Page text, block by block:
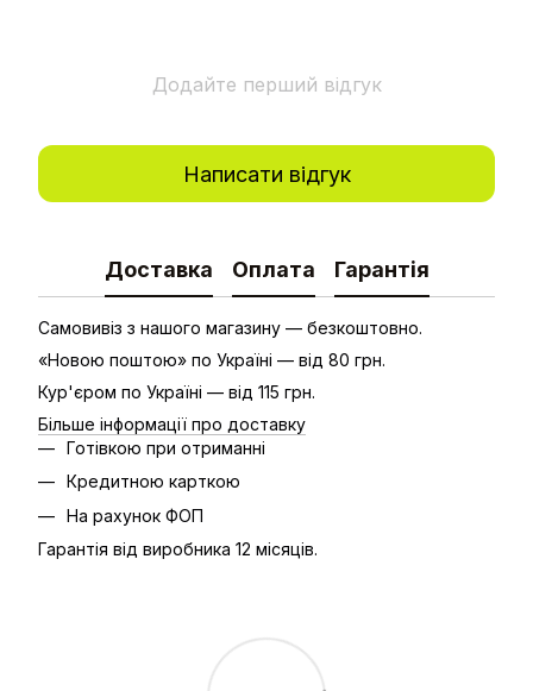
Додайте перший відгук
Написати відгук
Доставка Оплата Гарантія
Самовивіз з нашого магазину — безкоштовно.
«Новою поштою» по Україні — від 80 грн.
Кур'єром по Україні — від 115 грн.
Більше інформації про доставку
Готівкою при отриманні
Кредитною карткою
На рахунок ФОП
Гарантія від виробника 12 місяців.